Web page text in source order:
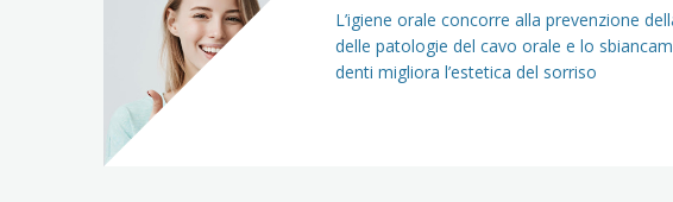
L’igiene orale concorre alla prevenzione
delle patologie del cavo orale e lo
denti migliora l’estetica del sorriso